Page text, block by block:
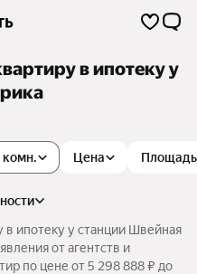
в ипотеку у
комн. Цена Площадь
в ипотеку у станции Швейная
от агентств и
по цене от 5 298 888 ₽ до